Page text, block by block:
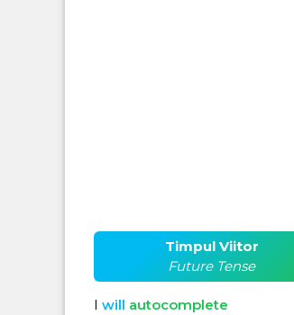
Timpul Viitor
Future Tense
I will autocomplete